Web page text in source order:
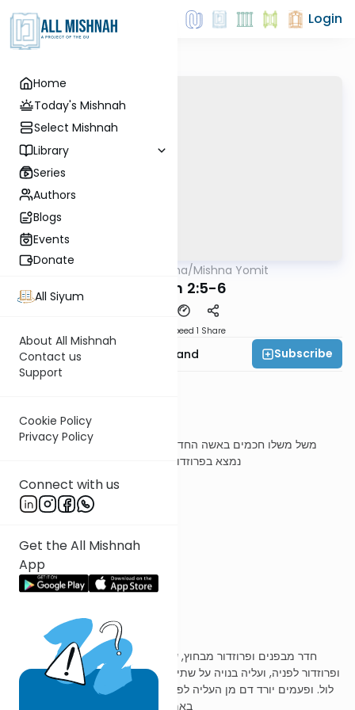
Home
Today's Mishnah
Select Mishnah
Library
Series
Authors
Blogs
Events
Donate
All Siyum
About All Mishnah
Contact us
Support
Cookie Policy
Privacy Policy
Connect with us
Get the All Mishnah
App
Login
AllMishna/Mishna Yomit
Niddah 2:5-6
Speed 1 Share
Rabbi Micah Greenland
Subscribe
משנה ה
משל משלו חכמים באשה החדר והפרוזדור והעלייה דם החדר טמא
נמצא בפרוזדור ספקו טמא לפי שחזקתו מן המקור
החדר והעליה והפרוזדור
חדר מבפנים ופרוזדור מבחוץ, שניהם זה אצל זה, חדר לצד אחוריה,
ופרוזדור לפניה, ועליה בנויה על שתיהן, ונקב יש בין עליה לפרוזדור ונקרא
לול. ופעמים יורד דם מן העליה לפרוזדור דרך הלול. וכותלי רחם, למטה
באמצע פרוזדור, ודרך שם דמים יוצאים